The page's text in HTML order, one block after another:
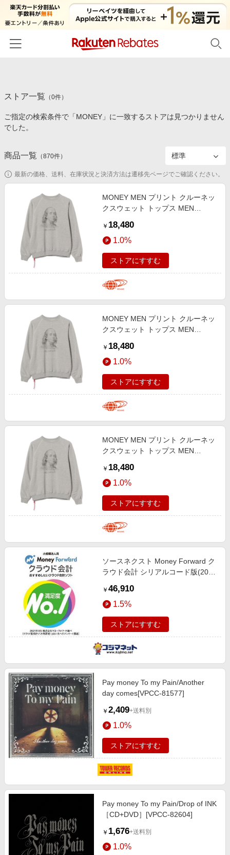
カテゴリー一覧
百貨店・総合ECモール
食品・スイーツ・お酒
コスメ・健康・医薬品
キッズ・ベビー用品
家電・PC・スマホ・カメラ
エンタメ
スポーツ・アウトドア・ゴルフ
インテリア・寝具
旅行・レジャー・ホテル予約
生活・お役立ち
金融・マネー・保険
デジタルコンテンツ
ビジネス・その他サービス
イベント一覧
初回購入者限定特典
対象ストア新規限定特典
新着ストアのご紹介
電子書籍特集
楽天ペイ導入ストア
楽天サービス特集
旅行特集
わくわく夏特集
Qoo10メガポ
Samsung ボーナスキャンペーン
週末の高還元 夏の長期版
ストア一覧 （0件）
ご指定の検索条件で「MONEY」に一致するストアは見つかりません
でした。
商品一覧 （870件）
最新の価格、送料、在庫状況と決済方法は遷移先ページでご確認ください。
MONEY MEN プリント クルーネッ
クスウェット トップス MEN
￥ 18,480
1.0%
ストアにすすむ
MONEY MEN プリント クルーネッ
クスウェット トップス MEN
￥ 18,480
1.0%
ストアにすすむ
MONEY MEN プリント クルーネッ
クスウェット トップス MEN
￥ 18,480
1.0%
ストアにすすむ
ソースネクスト Money Forward ク
ラウド会計 シリアルコード版(2025
2025
￥ 46,910
1.5%
ストアにすすむ
Pay money To my Pain/Another
day comes[VPCC-81577]
￥ 2,409+送料別
1.0%
ストアにすすむ
Pay money To my Pain/Drop of INK
［CD+DVD］[VPCC-82604]
￥ 1,676+送料別
1.0%